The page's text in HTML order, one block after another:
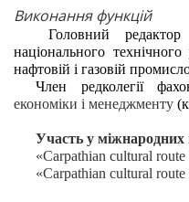
Виконання функцій
Головний
національного
нафтовій і газовій
Член редколегії
економіки і менеджменту
Участь у міжнародних
«Carpathian cultural route
«Carpathian cultural route